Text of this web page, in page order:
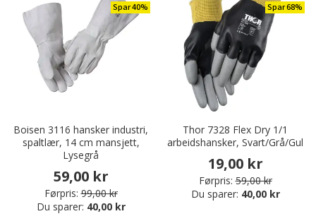
Spar 40%
Boisen 3116 hansker industri,
spaltlær, 14 cm mansjett,
Lysegrå
59,00 kr
Førpris: 99,00 kr
Du sparer: 40,00 kr
Spar 68%
Thor 7328 Flex Dry 1/1
arbeidshansker, Svart/Grå/Gul
19,00 kr
Førpris: 59,00 kr
Du sparer: 40,00 kr